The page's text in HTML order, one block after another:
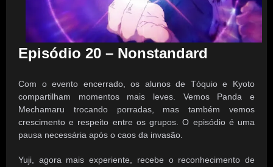
Episódio 20 – Nonstandard
Com o evento encerrado, os alunos de Tóquio e Kyoto
compartilham momentos mais leves. Vemos Panda e
Mechamaru trocando porradas, mas também vemos
crescimento e respeito entre os grupos. O episódio é uma
pausa necessária após o caos da invasão.
Yuji, agora mais experiente, recebe o reconhecimento de